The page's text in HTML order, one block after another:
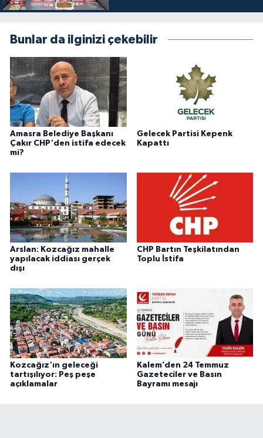
Bunlar da ilginizi çekebilir
Amasra Belediye Başkanı
Çakır CHP'den istifa edecek
mi?
Gelecek Partisi Kepenk
Kapattı
Arslan: Kozcağız mahalle
yapılacak iddiası gerçek
dışı
CHP Bartın Teşkilatından
Toplu İstifa
Kozcağız'ın geleceği
tartışılıyor: Peş peşe
açıklamalar
Kalem’den 24 Temmuz
Gazeteciler ve Basın
Bayramı mesajı